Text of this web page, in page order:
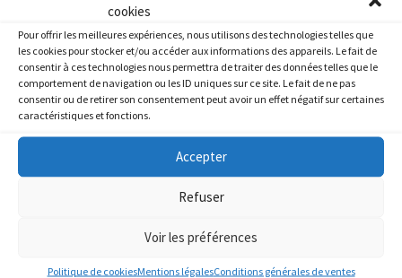
cookies
Pour offrir les meilleures expériences, nous utilisons des technologies telles que
les cookies pour stocker et/ou accéder aux informations des appareils. Le fait de
consentir à ces technologies nous permettra de traiter des données telles que le
comportement de navigation ou les ID uniques sur ce site. Le fait de ne pas
consentir ou de retirer son consentement peut avoir un effet négatif sur certaines
caractéristiques et fonctions.
Accepter
Refuser
Voir les préférences
Politique de cookiesMentions légalesConditions générales de ventes
Marque
Atelier
APRILIA
BMW
CF MOTO / GOES
HARLEY-DAVIDSON